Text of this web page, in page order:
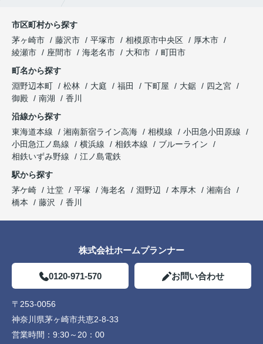
市区町村から探す
茅ヶ崎市
藤沢市 平塚市 相模原市中央区
厚木市
綾瀬市
座間市 海老名市 大和市
町田市
町名から探す
淵野辺本町
松林 大庭 福田 下町屋 大鋸
四之宮
御殿
南湖
香川
沿線から探す
東海道本線
湘南新宿ライン高海 相模線
小田急小田原線
小田急江ノ島線
横浜線 相鉄本線
ブルーライン
相鉄いずみ野線
江ノ島電鉄
駅から探す
茅ケ崎
辻堂 平塚 海老名 淵野辺 本厚木
湘南台
橋本
藤沢 香川
株式会社ホームプランナー
0120-971-570 お問い合わせ
〒253-0056
神奈川県茅ヶ崎市共恵2-8-33
営業時間： 9:30～20：00